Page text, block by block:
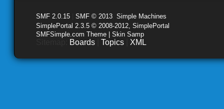
SMF 2.0.15 SMF © 2013 Simple Machines
SimplePortal 2.3.5 © 2008-2012, SimplePortal
SMFSimple.com Theme | Skin Samp
Boards Topics XML